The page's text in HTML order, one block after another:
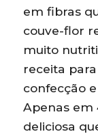
em fibras
couve-flor
muito
receita
confecção
Apenas em
deliciosa